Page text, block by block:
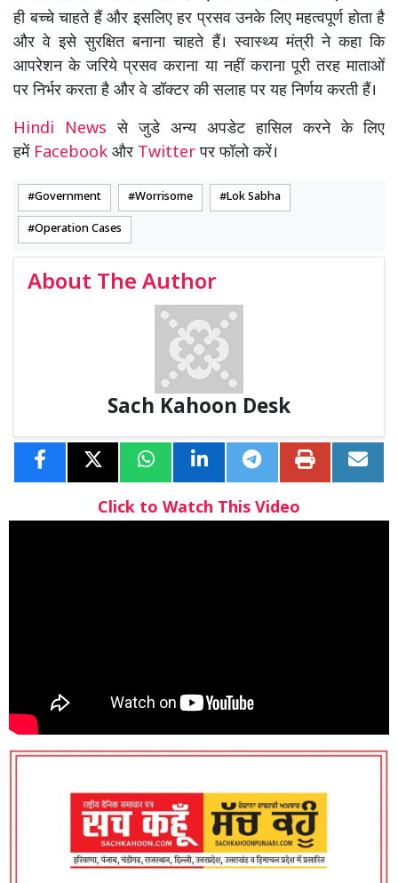
ही बच्चे चाहते हैं और इसलिए हर प्रसव उनके लिए महत्वपूर्ण होता है
और वे इसे सुरक्षित बनाना चाहते हैं। स्वास्थ्य मंत्री ने कहा कि
आपरेशन के जरिये प्रसव कराना या नहीं कराना पूरी तरह माताओं
पर निर्भर करता है और वे डॉक्टर की सलाह पर यह निर्णय करती हैं।
Hindi Newsसे जुडे अन्य अपडेट हासिल करने के लिए
हमें Facebook और Twitterपर फॉलो करें।
Government Worrisome Lok Sabha
Operation Cases
About The Author
Sach Kahoon Desk
Click to Watch This Video